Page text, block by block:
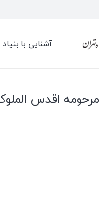
آشنایی با بنیاد
مرحومه اقدس